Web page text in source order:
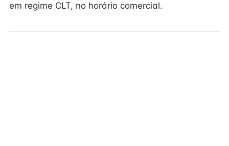
em regime CLT, no horário comercial.